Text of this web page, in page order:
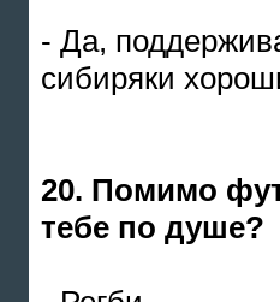
- Да,
сибиряки
20. Помимо
тебе по душе?